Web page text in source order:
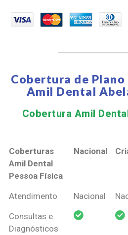
Cobertura de
Amil Dental
Cobertura Amil
Coberturas
Amil Dental
Pessoa Física
Nacional
Coberturas
Pessoa Física
Nacional
Atendimento Nacional
Consultas e
Diagnósticos